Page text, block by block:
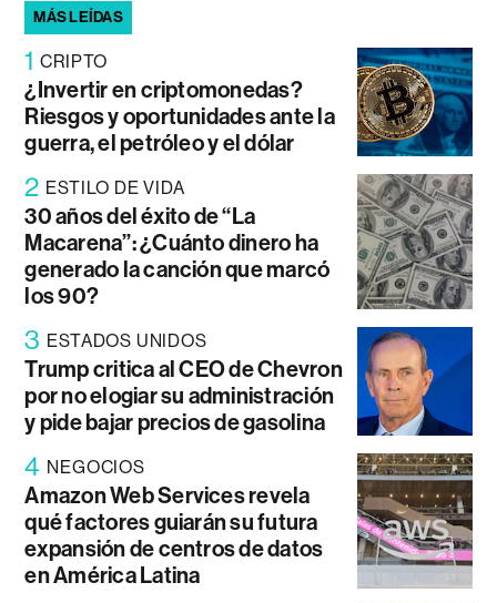
MÁS LEÍDAS
1 CRIPTO
¿Invertir en criptomonedas?
Riesgos y oportunidades ante la
guerra, el petróleo y el dólar
2 ESTILO DE VIDA
30 años del éxito de “La
Macarena”: ¿Cuánto dinero ha
generado la canción que marcó
los 90?
3 ESTADOS UNIDOS
Trump critica al CEO de Chevron
por no elogiar su administración
y pide bajar precios de gasolina
4 NEGOCIOS
Amazon Web Services revela
qué factores guiarán su futura
expansión de centros de datos
en América Latina